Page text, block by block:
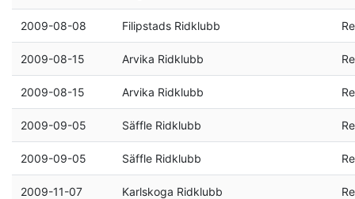
2009-08-08 Filipstads Ridklubb
2009-08-15 Arvika Ridklubb
2009-08-15 Arvika Ridklubb
2009-09-05 Säffle Ridklubb
2009-09-05 Säffle Ridklubb
2009-11-07 Karlskoga Ridklubb